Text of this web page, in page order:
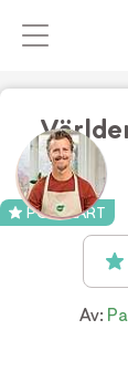
POPULÄRT
Av: